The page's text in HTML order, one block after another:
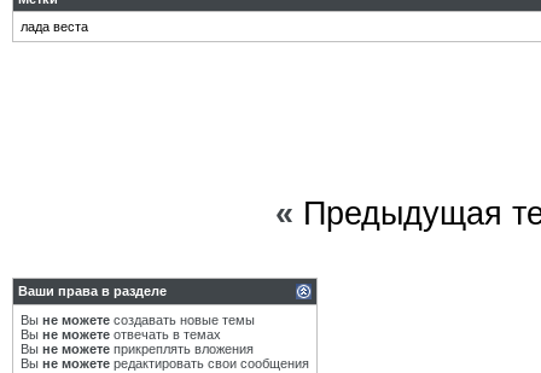
лада веста
« Предыдущая
Ваши права в разделе
Вы не можете создавать новые темы
Вы не можете отвечать в темах
Вы не можете прикреплять вложения
Вы не можете редактировать свои сообщения